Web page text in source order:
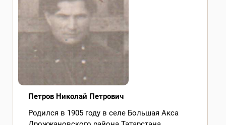
Петров Николай Петрович
Родился в 1905 году в селе Большая Акса